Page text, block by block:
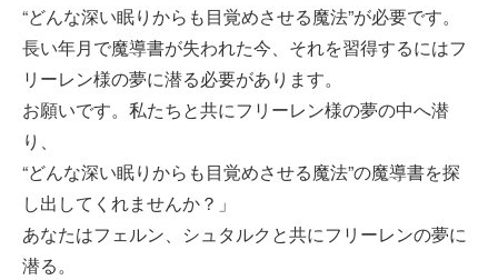
“どんな深い眠りからも目覚めさせる魔法”が必要です。
長い年月で魔導書が失われた今、それを習得するにはフ
リーレン様の夢に潜る必要があります。
お願いです。私たちと共にフリーレン様の夢の中へ潜
り、
“どんな深い眠りからも目覚めさせる魔法”の魔導書を探
し出してくれませんか？」
あなたはフェルン、シュタルクと共にフリーレンの夢に
潜る。